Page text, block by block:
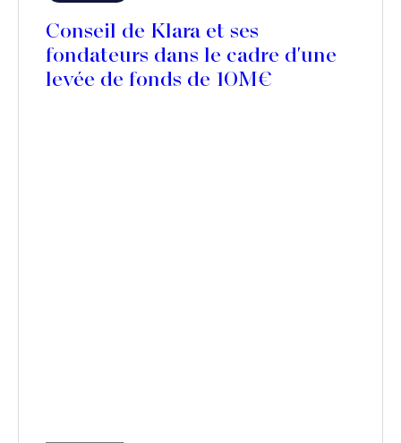
Conseil de Klara et ses
fondateurs dans le cadre d'une
levée de fonds de 10M€